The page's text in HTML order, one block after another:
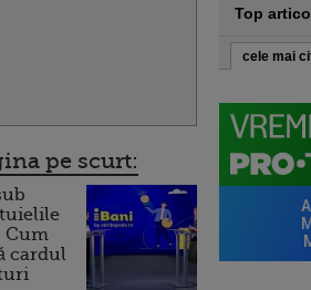
pe scurt:
Cum
cardul
Top
cele mai